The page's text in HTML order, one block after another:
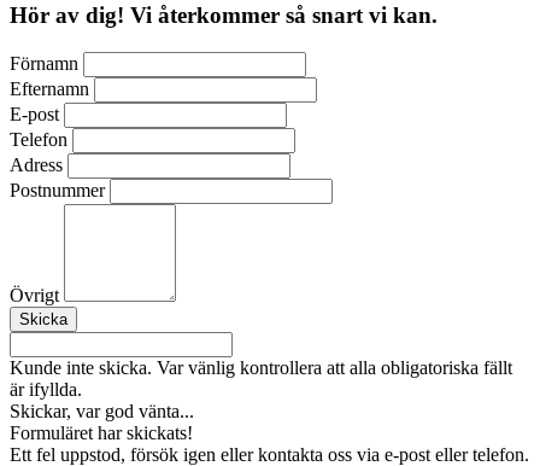
Hör av dig! Vi återkommer så snart vi kan.
Förnamn
Efternamn
E-post
Telefon
Adress
Postnummer
Övrigt
Kunde inte skicka. Var vänlig kontrollera att alla obligatoriska fällt
är ifyllda.
Skickar, var god vänta...
Formuläret har skickats!
Ett fel uppstod, försök igen eller kontakta oss via e-post eller telefon.